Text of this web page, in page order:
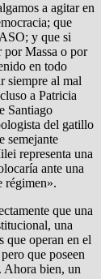
a agitar en
que
y que si
por Massa o por
en todo
siempre al mal
a Patricia
Santiago
del gatillo
semejante
representa una
ante una
régimen».
que una
una
que operan en el
que poseen
Ahora bien, un